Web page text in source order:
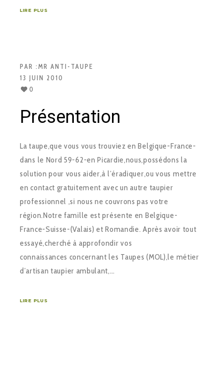
LIRE PLUS
PAR :MR ANTI-TAUPE
13 JUIN 2010
0
Présentation
La taupe,que vous vous trouviez en Belgique-France-
dans le Nord 59-62-en Picardie,nous,possédons la
solution pour vous aider,à l’éradiquer,ou vous mettre
en contact gratuitement avec un autre taupier
professionnel ,si nous ne couvrons pas votre
région.Notre famille est présente en Belgique-
France-Suisse-(Valais) et Romandie. Après avoir tout
essayé,cherché à approfondir vos
connaissances concernant les Taupes (MOL),le métier
d’artisan taupier ambulant,…
LIRE PLUS